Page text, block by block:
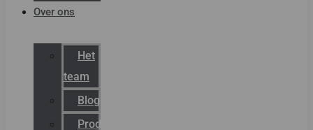
Over ons
Het
team
Blog
Productnieuws